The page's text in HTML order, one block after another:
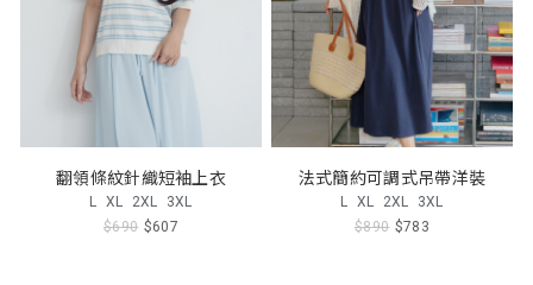
翻領條紋針織短袖上衣
L XL 2XL 3XL
$690 $607
法式簡約可調式吊帶洋裝
L XL 2XL 3XL
$890 $783